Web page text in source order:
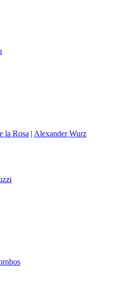
la Rosa | Alexander Wurz